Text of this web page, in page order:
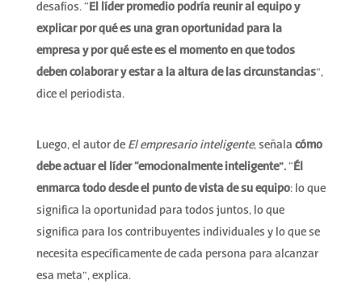
desafíos. “El líder promedio podría reunir al equipo y
explicar por qué es una gran oportunidad para la
empresa y por qué este es el momento en que todos
deben colaborar y estar a la altura de las circunstancias”,
dice el periodista.
Luego, el autor deEl empresario inteligente, señala cómo
debe actuar el líder “emocionalmente inteligente”.“Él
enmarca todo desde el punto de vista de su equipo: lo que
significa la oportunidad para todos juntos, lo que
significa para los contribuyentes individuales y lo que se
necesita específicamente de cada persona para alcanzar
esa meta”, explica.